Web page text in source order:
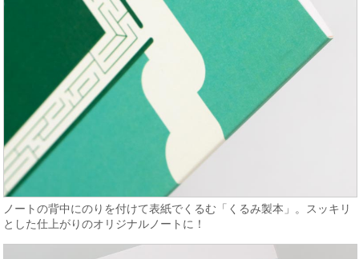
ノートの背中にのりを付けて表紙でくるむ「くるみ製本」。スッキリ
とした仕上がりのオリジナルノートに！